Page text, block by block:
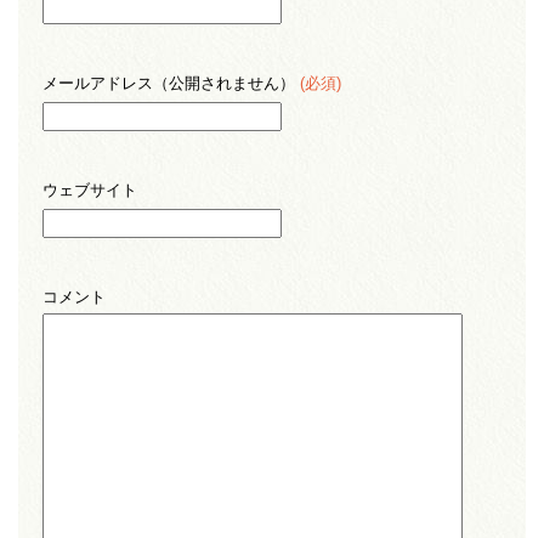
メールアドレス（公開されません） (必須)
ウェブサイト
コメント